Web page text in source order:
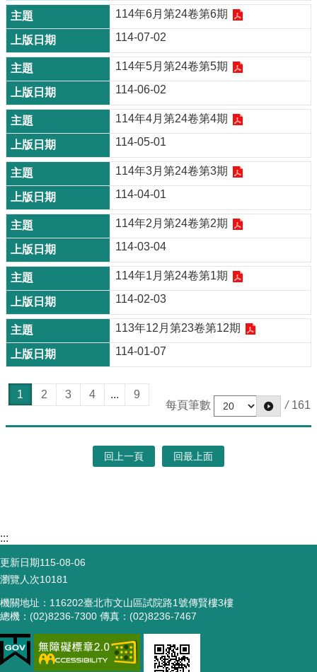
114年6月第24卷第6期
114-07-02
114年5月第24卷第5期
114-06-02
114年4月第24卷第4期
114-05-01
114年3月第24卷第3期
114-04-01
114年2月第24卷第2期
114-03-04
114年1月第24卷第1期
114-02-03
113年12月第23卷第12期
114-01-07
1 2 3 4 ...
9
每頁筆數
/ 161
回上一頁 回最上面
:::
更新日期115-08-06
瀏覽人次10181
機關地址：116202臺北市文山區試院路1號傳賢樓3樓
總機：(02)8236-7300 傳真：(02)8236-7467